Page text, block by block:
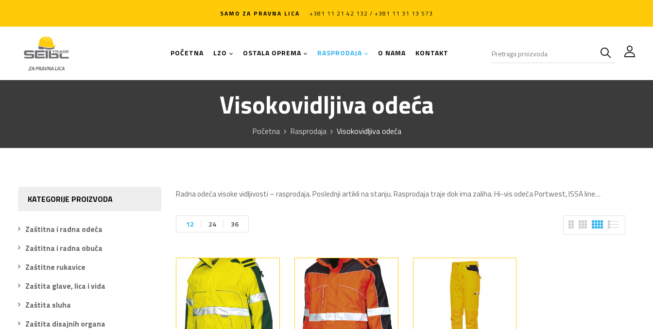
SAMO ZA PRAVNA LICA +381 11 21 42 132 / +381 11 31 13 573
POČETNA LZO OSTALA OPREMA RASPRODAJA O NAMA KONTAKT
Visokovidljiva odeća
Početna Rasprodaja Visokovidljiva odeća
KATEGORIJE PROIZVODA
Zaštitna i radna odeća
Zaštitna i radna obuća
Zaštitne rukavice
Zaštita glave, lica i vida
Zaštita sluha
Zaštita disajnih organa
Radna odeća visoke vidljivosti – rasprodaja. Poslednji artikli na stanju. Rasprodaja traje dok ima zaliha. Hi-vis odeća Portwest, ISSA line…
12 24 36